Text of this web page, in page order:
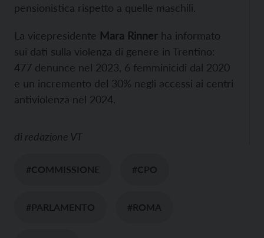
pensionistica rispetto a quelle maschili.
La vicepresidente Mara Rinner ha informato
sui dati sulla violenza di genere in Trentino:
477 denunce nel 2023, 6 femminicidi dal 2020
e un incremento del 30% negli accessi ai centri
antiviolenza nel 2024.
di redazione VT
#COMMISSIONE #CPO
#PARLAMENTO #ROMA